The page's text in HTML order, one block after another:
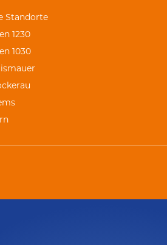
Standorte
1230
1030